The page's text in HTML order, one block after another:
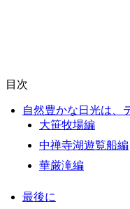
目次
自然豊かな日光は、
大笹牧場編
中禅寺湖遊覧船編
華厳滝編
最後に